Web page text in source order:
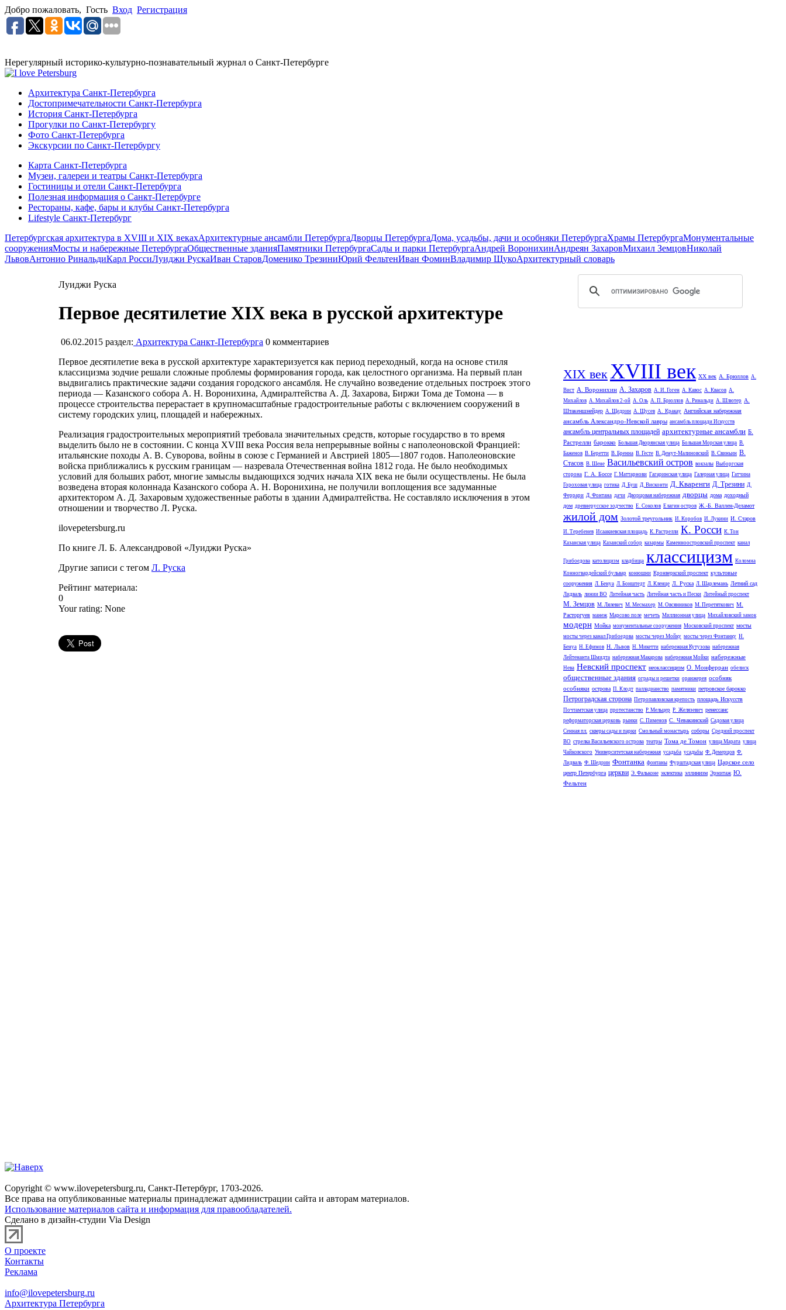
Добро пожаловать, Гость Вход Регистрация
Нерегулярный историко-культурно-познавательный журнал о Санкт-Петербурге
Архитектура Санкт-Петербурга
Достопримечательности Санкт-Петербурга
История Санкт-Петербурга
Прогулки по Санкт-Петербургу
Фото Санкт-Петербурга
Экскурсии по Санкт-Петербургу
Карта Санкт-Петербурга
Музеи, галереи и театры Санкт-Петербурга
Гостиницы и отели Санкт-Петербурга
Полезная информация о Санкт-Петербурге
Рестораны, кафе, бары и клубы Санкт-Петербурга
Lifestyle Санкт-Петербург
Петербургская архитектура в XVIII и XIX векахАрхитектурные ансамбли ПетербургаДворцы ПетербургаДома, усадьбы, дачи и особняки ПетербургаХрамы ПетербургаМонументальные
сооруженияМосты и набережные ПетербургаОбщественные зданияПамятники ПетербургаСады и парки ПетербургаАндрей ВоронихинАндреян ЗахаровМихаил ЗемцовНиколай
ЛьвовАнтонио РинальдиКарл РоссиЛуиджи РускаИван СтаровДоменико ТрезиниЮрий ФельтенИван ФоминВладимир ЩукоАрхитектурный словарь
Луиджи Руска
Первое десятилетие XIX века в русской архитектуре
06.02.2015 раздел: Архитектура Санкт-Петербурга 0 комментариев
Первое десятилетие века в русской архитектуре характеризуется как период переходный, когда на основе стиля
классицизма зодчие решали сложные проблемы формирования города, как целостного организма. На первый план
выдвигались практические задачи создания городского ансамбля. Не случайно возведение отдельных построек этого
периода — Казанского собора А. Н. Воронихина, Адмиралтейства А. Д. Захарова, Биржи Тома де Томона — в
процессе строительства перерастает в крупномасштабные градостроительные работы с включением сооружений в
систему городских улиц, площадей и набережных.
Реализация градостроительных мероприятий требовала значительных средств, которые государство в то время
выделить было не в состоянии. С конца XVIII века Россия вела непрерывные войны с наполеоновской Францией:
итальянские походы А. В. Суворова, войны в союзе с Германией и Австрией 1805—1807 годов. Наполеоновские
войска приближались к русским границам — назревала Отечественная война 1812 года. Не было необходимых
условий для больших работ, многие замыслы выдающихся зодчих начала XIX века не были осуществлены. Не была
возведена вторая колоннада Казанского собора А. Н. Воронихина, не получили воплощения все задуманные
архитектором А. Д. Захаровым художественные работы в здании Адмиралтейства. Не составляло исключения в этом
отношении и творчество Л. Руска.
ilovepetersburg.ru
По книге Л. Б. Александровой «Луиджи Руска»
Другие записи с тегом Л. Руска
Рейтинг материала:
0
Your rating: None
XIX векXVIII век XX век А. Брюллов А.
Вист А. Воронихин А. Захаров А. И. Гоген А. Кавос А. Квасов А.
Михайлов А. Михайлов 2-ой А. Оль А. П. Брюллов А. Ринальди А. Шлютер А.
Штакеншнейдер А. Щедрин А. Щусев А. Кракау Английская набережная
ансамбль Александро-Невской лавры ансамбль площади Искусств
ансамбль центральных площадей архитектурные ансамбли Б.
Растрелли барокко Большая Дворянская улица Большая Морская улица В.
Баженов В. Беретти В. Бренна В. Гесте В. Демут-Малиновский В. Свиньин В.
Стасов В. Шене Васильевский остров вокзалы Выборгская
сторона Г. А. Боссе Г. Маттарнови Гагаринская улица Галерная улица Гатчина
Гороховая улица готика Д. Буш Д. Висконти Д. Кваренги Д. Трезини Д.
Феррари Д. Фонтана дачи Дворцовая набережная дворцы дома доходный
дом древнерусское зодчество Е. Соколов Елагин остров Ж.-Б. Валлен-Деламот
жилой дом Золотой треугольник И. Коробов И. Лукини И. Старов
И. Теребенев Исаакиевская площадь К. Растрелли К. Росси К. Тон
Казанская улица Казанский собор казармы Каменноостровский проспект канал
Грибоедова католицизм кладбища классицизм Коломна
Конногвардейский бульвар конюшни Кронверкский проспект культовые
сооружения Л. Бенуа Л. Бонштедт Л. Кленце Л. Руска Л. Шарлемань Летний сад
Лидваль линии ВО Литейная часть Литейная часть и Пески Литейный проспект
М. Земцов М. Лялевич М. Месмахер М. Овсянников М. Перетяткович М.
Расторгуев манеж Марсово поле мечеть Миллионная улица Михайловский замок
модерн Мойка монументальные сооружения Московский проспект мосты
мосты через канал Грибоедова мосты через Мойку мосты через Фонтанку Н.
Бенуа Н. Ефимов Н. Львов Н. Микетти набережная Кутузова набережная
Лейтенанта Шмидта набережная Макарова набережная Мойки набережные
Нева Невский проспект неоклассицизм О. Монферран обелиск
общественные здания ограды и решетки оранжерея особняк
особняки острова П. Клодт палладианство памятники петровское барокко
Петроградская сторона Петропавловская крепость площадь Искусств
Почтамтская улица протестанство Р. Мельцер Р. Желязевич ренессанс
реформаторская церковь рынки С. Пименов С. Чевакинский Садовая улица
Сенная пл. скверы сады и парки Смольный монастырь соборы Средний проспект
ВО стрелка Васильевского острова театры Тома де Томон улица Марата улица
Чайковского Университетская набережная усадьба усадьбы Ф. Демерцов Ф.
Лидваль Ф. Шедрин Фонтанка фонтаны Фурштадская улица Царское село
центр Петербурга церкви Э. Фальконе эклектика эллинизм Эрмитаж Ю.
Фельтен
Copyright © www.ilovepetersburg.ru, Санкт-Петербург, 1703-2026.
Все права на опубликованные материалы принадлежат администрации сайта и авторам материалов.
Использование материалов сайта и информация для правообладателей.
Сделано в дизайн-студии Via Design
О проекте
Контакты
Реклама
info@ilovepetersburg.ru
Архитектура Петербурга